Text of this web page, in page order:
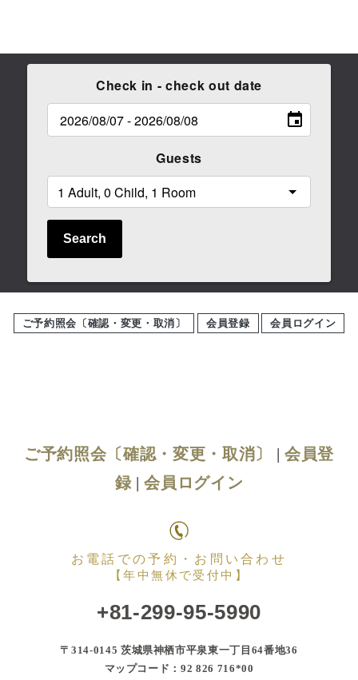
Check in - check out date
Guests
Search
ご予約照会〔確認・変更・取消〕 会員登録 会員ログイン
ご予約照会〔確認・変更・取消〕 | 会員登
録|会員ログイン
お電話での予約・お問い合わせ
【年中無休で受付中】
+81-299-95-5990
〒314-0145 茨城県神栖市平泉東一丁目64番地36
マップコード：92 826 716*00